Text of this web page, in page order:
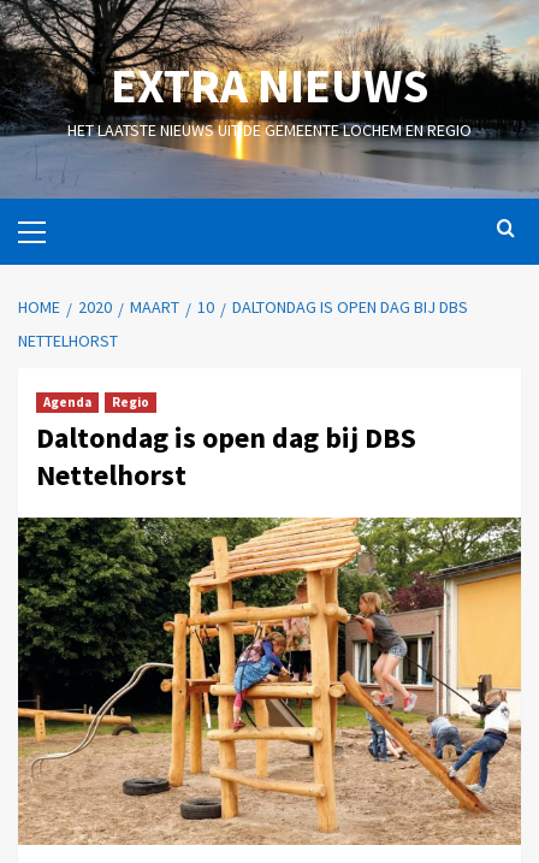
EXTRA NIEUWS
HET LAATSTE NIEUWS UIT DE GEMEENTE LOCHEM EN REGIO
HOME 2020 MAART 10
DALTONDAG IS OPEN DAG BIJ DBS
NETTELHORST
Agenda Regio
Daltondag is open dag bij DBS
Nettelhorst